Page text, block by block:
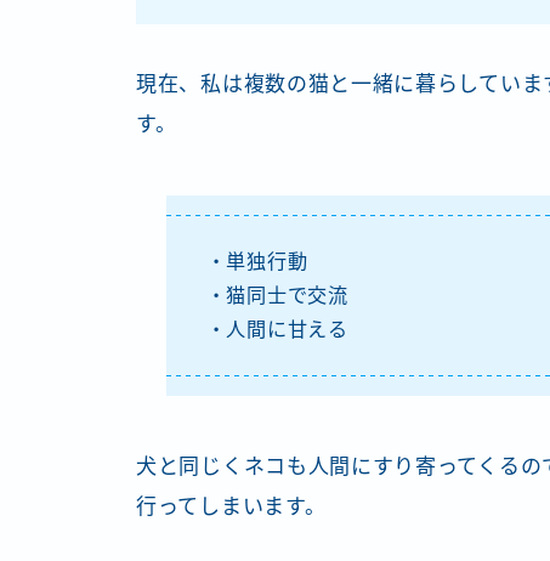
現在、私は複数の猫と一緒に暮らしてい
す。
・単独行動
・猫同士で交流
・人間に甘える
犬と同じくネコも人間にすり寄ってくる
行ってしまいます。